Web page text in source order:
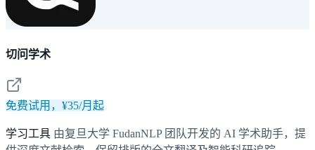
切问学术
免费试用，¥35/月起
学习工具 由复旦大学 FudanNLP 团队开发的 AI 学术助手，提